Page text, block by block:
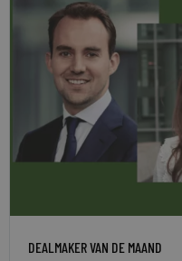
DEALMAKER VAN DE MAAND